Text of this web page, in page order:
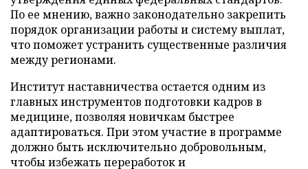
По ее мнению, важно законодательно закрепить
порядок организации работы и систему выплат,
что поможет устранить существенные различия
между регионами.
Институт наставничества остается одним из
главных инструментов подготовки кадров в
медицине, позволяя новичкам быстрее
адаптироваться. При этом участие в программе
должно быть исключительно добровольным,
чтобы избежать переработок и